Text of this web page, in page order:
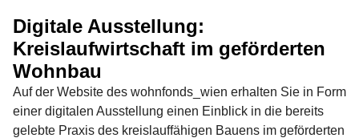
Digitale Ausstellung:
Kreislaufwirtschaft im geförderten
Wohnbau
Auf der Website des wohnfonds_wien erhalten Sie in Form
einer digitalen Ausstellung einen Einblick in die bereits
gelebte Praxis des kreislauffähigen Bauens im geförderten